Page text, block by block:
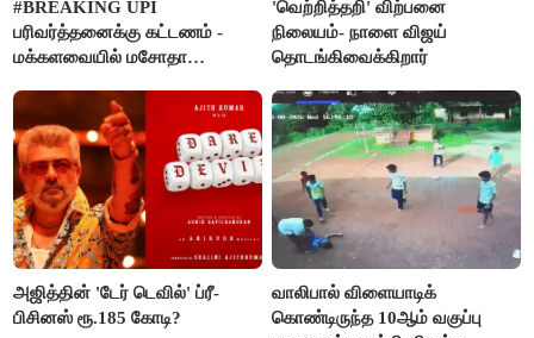
#BREAKING UPI
பரிவர்த்தனைக்கு கட்டணம் -
மக்களவையில் மசோதா
'வெற்றித்தறி' விற்பனை
நிலையம்- நாளை விஜய்
தொடங்கிவைக்கிறார்
அஜித்தின் 'டேர் டெவில்' ப்ரீ-
பிசினஸ் ரூ.185 கோடி?
வாலிபால் விளையாடிக்
கொண்டிருந்த 10ஆம் வகுப்பு